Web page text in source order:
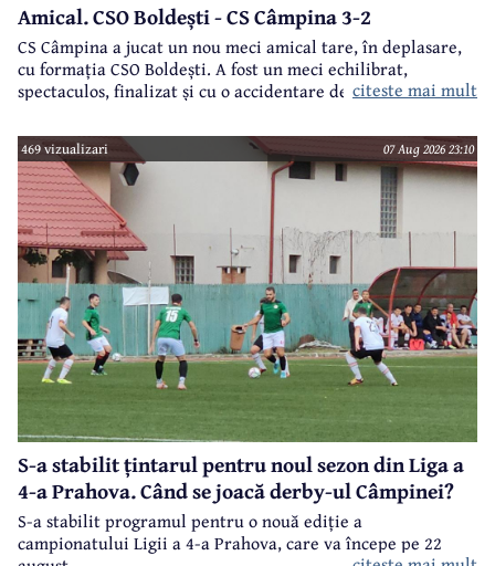
Amical. CSO Boldești - CS Câmpina 3-2
CS Câmpina a jucat un nou meci amical tare, în deplasare,
cu formația CSO Boldești. A fost un meci echilibrat,
spectaculos, finalizat și cu o accidentare destul de gravă, la
citeste mai mult
469 vizualizari 07 Aug 2026 23:10
S-a stabilit țintarul pentru noul sezon din Liga a
4-a Prahova. Când se joacă derby-ul Câmpinei?
S-a stabilit programul pentru o nouă ediție a
campionatului Ligii a 4-a Prahova, care va începe pe 22